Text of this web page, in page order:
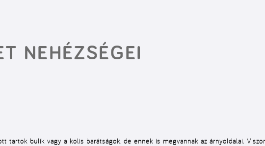
NEHÉZSÉGEI
bulik vagy a kolis barátságok, de ennek is megvannak az árnyoldalai.